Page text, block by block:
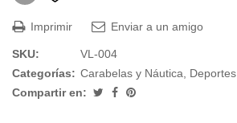
Imprimir Enviar a un amigo
SKU:
VL-004
Categorías: Carabelas y Náutica, Deportes
Compartir en: